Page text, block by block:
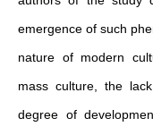
emergence of such
nature of modern
mass culture, the
degree of